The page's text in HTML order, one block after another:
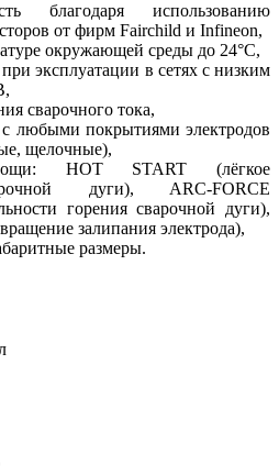
благодаря использованию
от фирм Fairchild и Infineon,
окружающей среды до 24°С,
эксплуатации в сетях с низким
сварочного тока,
любыми покрытиями электродов
щелочные),
HOT START (лёгкое
дуги), ARC-FORCE
горения сварочной дуги),
залипания электрода),
размеры.